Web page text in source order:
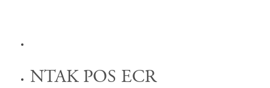
NTAK POS ECR